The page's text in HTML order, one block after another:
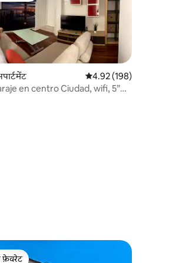
औसत रेटिंग 5 में से 4.92,
4.92 (198)
en centro Ciudad, wifi, 5”
फ़ेवरेट